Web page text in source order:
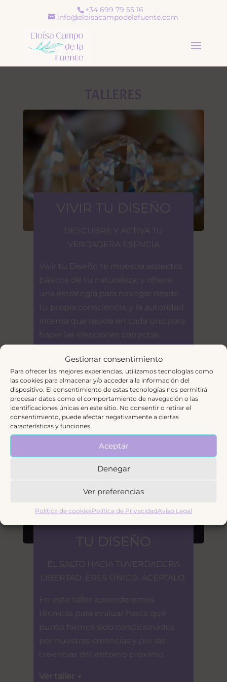
Gestionar consentimiento
Para ofrecer las mejores experiencias, utilizamos tecnologías como
las cookies para almacenar y/o acceder a la información del
dispositivo. El consentimiento de estas tecnologías nos permitirá
procesar datos como el comportamiento de navegación o las
identificaciones únicas en este sitio. No consentir o retirar el
consentimiento, puede afectar negativamente a ciertas
características y funciones.
Aceptar
Denegar
Ver preferencias
Política de cookiesPolítica de PrivacidadAviso Legal
+34 699 79 55 16
info@eloisacampodelafuente.com
TALLERES
VIVIR TU DISEÑO
DESCUBRE Y ACTIVA TU
VERDADERA ESENCIA
Vivir tu Diseño te muestra aspectos
básicos de tu naturaleza, y ofrece
una estrategia para navegar desde
tu propia consciencia, y la autoridad
interna que reside en cada uno para
hacer las elecciones correctas
Ver taller →
TU DISEÑO
EL SALTO HACIA TUVERDADERA
LIBERTAD. ERES ÚNICO. ACÉPTALO.
En este taller aprenderemos
técnicas para evaluar hasta qué
punto hemos sido condicionados
por nuestras creencias y por las
creencias del entorno próximo.
Ver taller →